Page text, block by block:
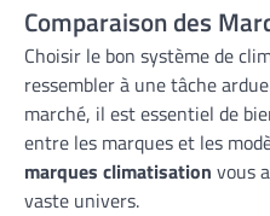
Comparaison des
Choisir le bon système de
ressembler à une tâche
marché, il est essentiel de
entre les marques et les
marques climatisation vous
vaste univers.